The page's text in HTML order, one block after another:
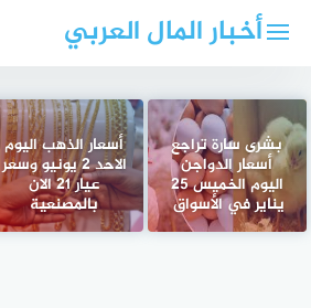
أخبار المال العربي
بشرى سارة تراجع
أسعار الدواجن
اليوم الخميس 25
يناير في الأسواق
أسعار الذهب اليوم
الاحد 2 يونيو وسعر
عيار 21 الان
بالمصنعية